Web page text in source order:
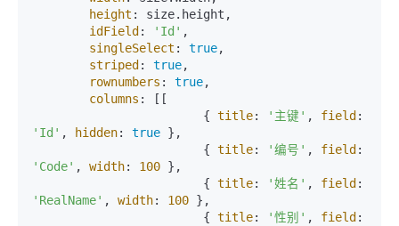
height : size. height ,
idField : 'Id' ,
singleSelect : true,
striped : true,
rownumbers : true,
columns : [[
			{
title: '主键' , field
'Id' , hidden: true },
			{
title: '编号' , field
'Code' , width: 100 },
			{
title: '姓名' , field
'RealName' , width: 100 },
			{
title: '性别' , field